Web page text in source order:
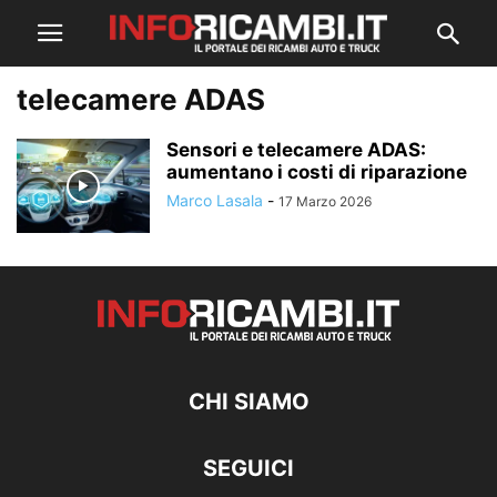
telecamere ADAS
Sensori e telecamere ADAS:
aumentano i costi di riparazione
Marco Lasala - 17 Marzo 2026
CHI SIAMO
SEGUICI